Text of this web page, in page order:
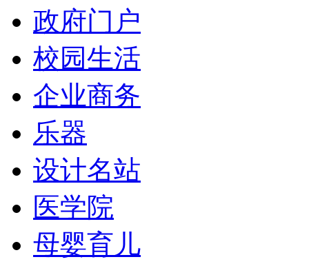
政府门户
校园生活
企业商务
乐器
设计名站
医学院
母婴育儿